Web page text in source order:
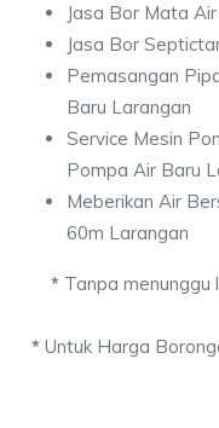
Jasa Bor Mata
Jasa Bor
Pemasangan
Baru Larangan
Service Mesin
Pompa Air Baru
Meberikan Air
60m Larangan
*Tanpa menunggu
*Untuk Harga